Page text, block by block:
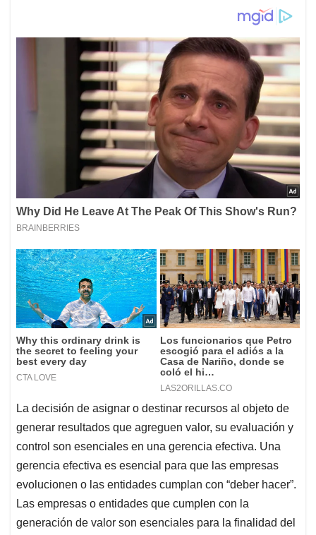
La decisión de asignar o destinar recursos al objeto de
generar resultados que agreguen valor, su evaluación y
control son esenciales en una gerencia efectiva. Una
gerencia efectiva es esencial para que las empresas
evolucionen o las entidades cumplan con “deber hacer”.
Las empresas o entidades que cumplen con la
generación de valor son esenciales para la finalidad del